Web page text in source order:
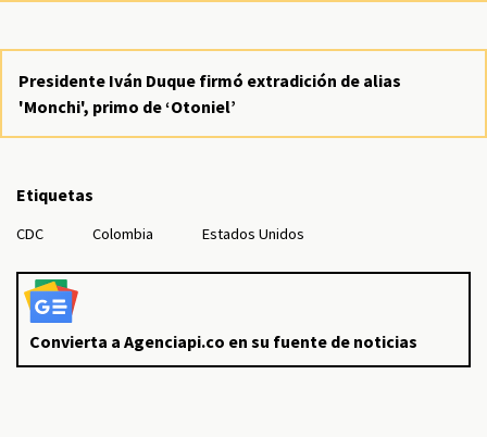
Presidente Iván Duque firmó extradición de alias
'Monchi', primo de ‘Otoniel’
Etiquetas
CDC Colombia Estados Unidos
Convierta a Agenciapi.co en su fuente de noticias